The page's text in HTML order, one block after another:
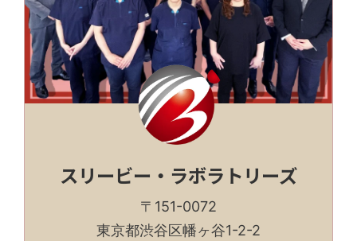
スリービー・ラボラトリーズ
〒151-0072
東京都渋谷区幡ヶ谷1-2-2